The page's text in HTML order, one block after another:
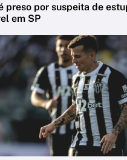
preso por suspeita de
em SP